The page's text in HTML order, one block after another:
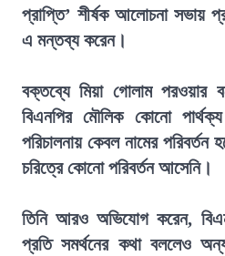
প্রাপ্তি’ শীর্ষক আলোচনা সভায়
এ মন্তব্য করেন।
বক্তব্যে মিয়া গোলাম পরওয়ার
বিএনপির মৌলিক কোনো
পরিচালনায় কেবল নামের পরিবর্তন
চরিত্রে কোনো পরিবর্তন আসেনি।
তিনি আরও অভিযোগ করেন,
প্রতি সমর্থনের কথা বললেও